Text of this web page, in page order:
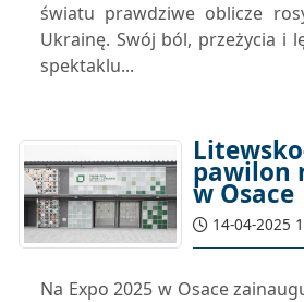
światu prawdziwe oblicze
Ukrainę. Swój ból, przeżycia i
spektaklu...
pawilon
w Osace
14-04-2025
Na Expo 2025 w Osace